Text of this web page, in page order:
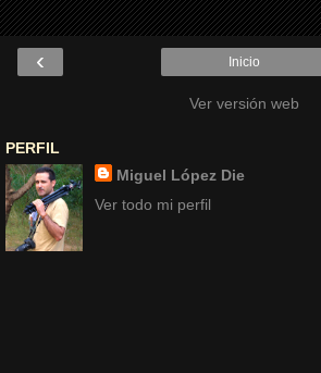
‹ Inicio
Ver versión web
PERFIL
Miguel López Die
Ver todo mi perfil